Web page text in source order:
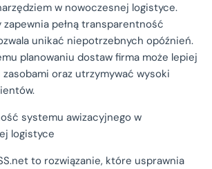
w nowoczesnej logistyce.
zapewnia pełną transparentność
unikać niepotrzebnych opóźnień.
planowaniu dostaw firma może lepiej
zasobami oraz utrzymywać wysoki
to rozwiązanie, które usprawnia